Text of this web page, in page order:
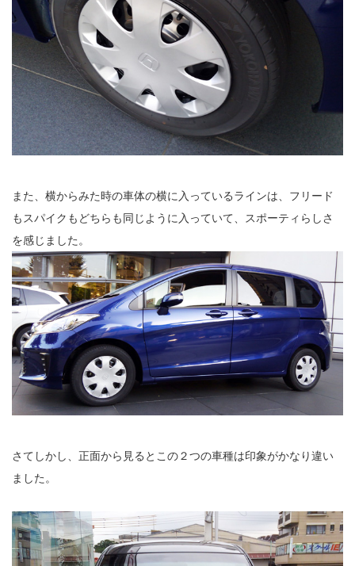
また、横からみた時の車体の横に入っているラインは、フリード
もスパイクもどちらも同じように入っていて、スポーティらしさ
を感じました。
さてしかし、正面から見るとこの２つの車種は印象がかなり違い
ました。